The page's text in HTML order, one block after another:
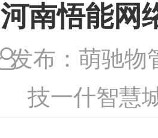
河南悟能网
发布：萌驰物
技一什智慧